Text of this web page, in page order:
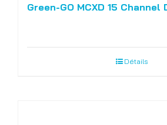
Green-GO MCXD 15
Détails